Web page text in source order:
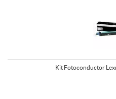
Kit Fotoconductor